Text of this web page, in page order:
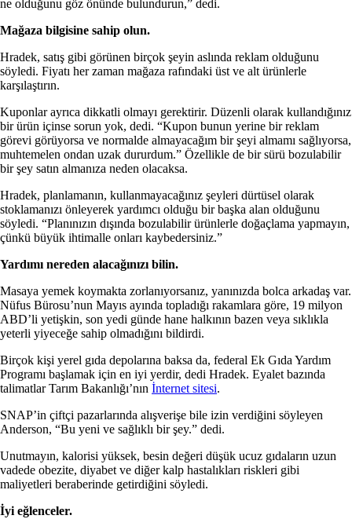
ne olduğunu göz önünde bulundurun,” dedi.
Mağaza bilgisine sahip olun.
Hradek, satış gibi görünen birçok şeyin aslında reklam olduğunu
söyledi. Fiyatı her zaman mağaza rafındaki üst ve alt ürünlerle
karşılaştırın.
Kuponlar ayrıca dikkatli olmayı gerektirir. Düzenli olarak kullandığınız
bir ürün içinse sorun yok, dedi. “Kupon bunun yerine bir reklam
görevi görüyorsa ve normalde almayacağım bir şeyi almamı sağlıyorsa,
muhtemelen ondan uzak dururdum.” Özellikle de bir sürü bozulabilir
bir şey satın almanıza neden olacaksa.
Hradek, planlamanın, kullanmayacağınız şeyleri dürtüsel olarak
stoklamanızı önleyerek yardımcı olduğu bir başka alan olduğunu
söyledi. “Planınızın dışında bozulabilir ürünlerle doğaçlama yapmayın,
çünkü büyük ihtimalle onları kaybedersiniz.”
Yardımı nereden alacağınızı bilin.
Masaya yemek koymakta zorlanıyorsanız, yanınızda bolca arkadaş var.
Nüfus Bürosu’nun Mayıs ayında topladığı rakamlara göre, 19 milyon
ABD’li yetişkin, son yedi günde hane halkının bazen veya sıklıkla
yeterli yiyeceğe sahip olmadığını bildirdi.
Birçok kişi yerel gıda depolarına baksa da, federal Ek Gıda Yardım
Programı başlamak için en iyi yerdir, dedi Hradek. Eyalet bazında
talimatlar Tarım Bakanlığı’nın İnternet sitesi.
SNAP’in çiftçi pazarlarında alışverişe bile izin verdiğini söyleyen
Anderson, “Bu yeni ve sağlıklı bir şey.” dedi.
Unutmayın, kalorisi yüksek, besin değeri düşük ucuz gıdaların uzun
vadede obezite, diyabet ve diğer kalp hastalıkları riskleri gibi
maliyetleri beraberinde getirdiğini söyledi.
İyi eğlenceler.